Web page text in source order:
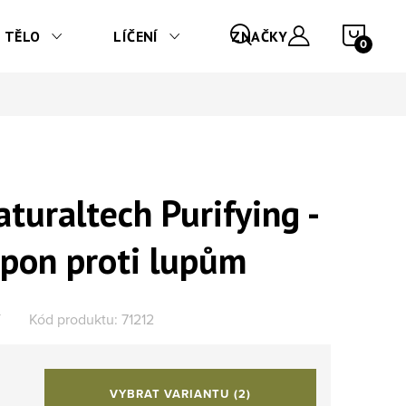
TĚLO LÍČENÍ ZNAČKY
Purifying -
proti lupům
Kód produktu: 71212
VYBRAT VARIANTU (2)